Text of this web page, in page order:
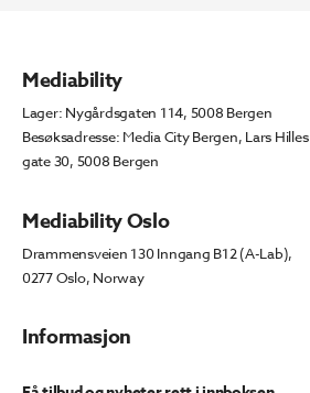
Informasjon
Mediability
Lager: Nygårdsgaten 114, 5008 Bergen
Besøksadresse: Media City Bergen, Lars Hilles
gate 30, 5008 Bergen
Mediability Oslo
Drammensveien 130 Inngang B12 (A-Lab),
0277 Oslo, Norway